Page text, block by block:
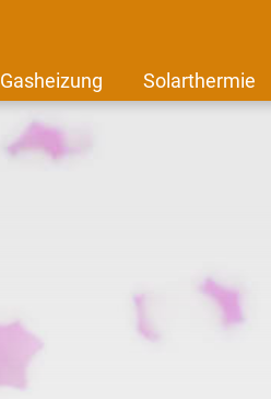
Gasheizung Solarthermie